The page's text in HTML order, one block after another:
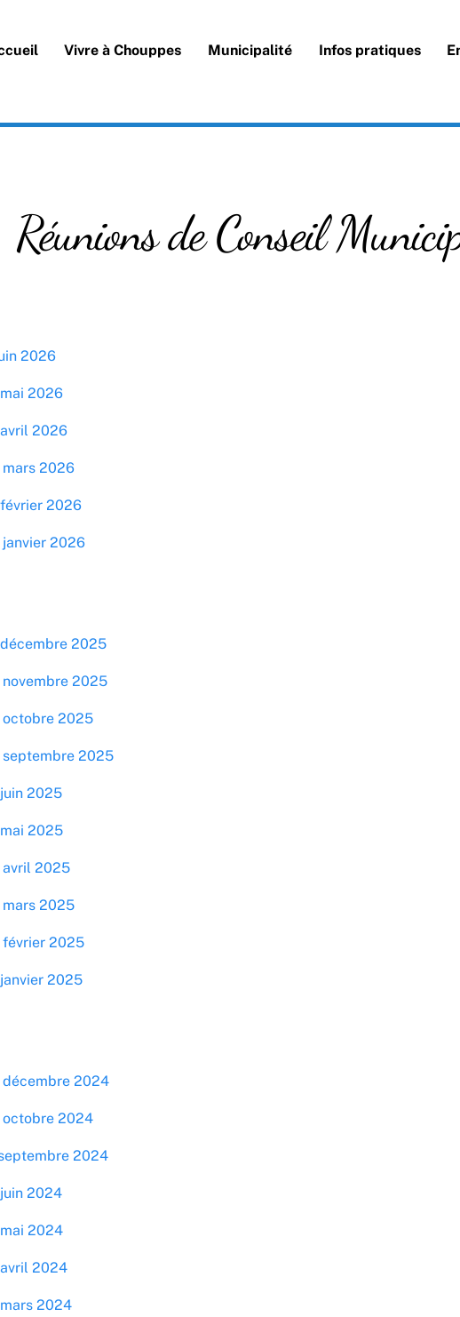
Vivre à Chouppes Municipalité Infos pratiques
Réunions de Conseil
2026
2026
2026
mars 2026
2026
2026
2025
2025
octobre 2025
septembre 2025
2025
2025
avril 2025
mars 2025
février 2025
2025
décembre 2024
octobre 2024
2024
2024
2024
2024
2024